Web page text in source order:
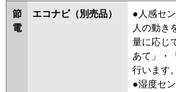
PDZ-ZRMP80G4
DHRMP80G3
PDZ-
ZRMP80G2 PDZ-
PDZ-ZRMP80GY
PDZ-ZRMP80GR
節
電
エコナビ（別売品）
●人感セ
人の動き
量に応じ
あて」・
行います。
●湿度セ